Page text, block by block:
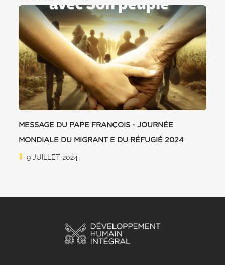
MESSAGE DU PAPE FRANÇOIS - JOURNÉE
MONDIALE DU MIGRANT E DU RÉFUGIÉ 2024
9 JUILLET 2024